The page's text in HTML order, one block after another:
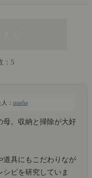
5
masha
母。収納と掃除が大好
道具にもこだわりなが
シピを研究していま